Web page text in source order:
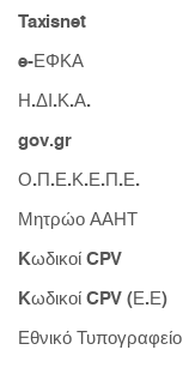
Taxisnet
e-ΕΦΚΑ
Η.ΔΙ.Κ.Α.
gov.gr
Ο.Π.Ε.Κ.Ε.Π.Ε.
Μητρώο ΑΑΗΤ
Kωδικοί CPV
Kωδικοί CPV (Ε.Ε)
Εθνικό Τυπογραφείο